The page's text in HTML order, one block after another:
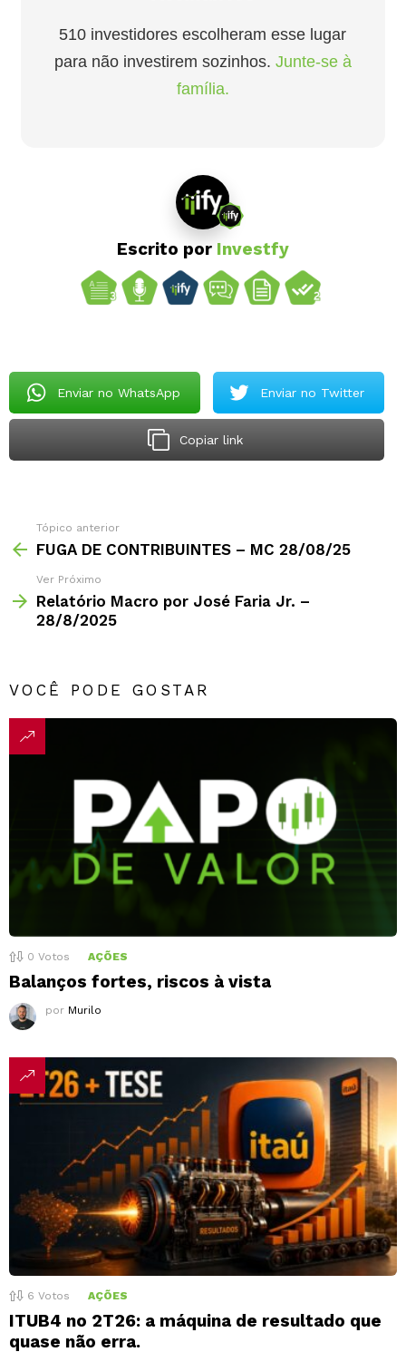
510 investidores escolheram esse lugar
para não investirem sozinhos. Junte-se à
família.
Escrito por Investfy
Enviar no WhatsApp Enviar no Twitter
Copiar link
Tópico anterior
FUGA DE CONTRIBUINTES – MC 28/08/25
Ver Próximo
Relatório Macro por José Faria Jr. –
28/8/2025
VOCÊ PODE GOSTAR
0 Votos AÇÕES
Balanços fortes, riscos à vista
por Murilo
6 Votos AÇÕES
ITUB4 no 2T26: a máquina de resultado que
quase não erra.